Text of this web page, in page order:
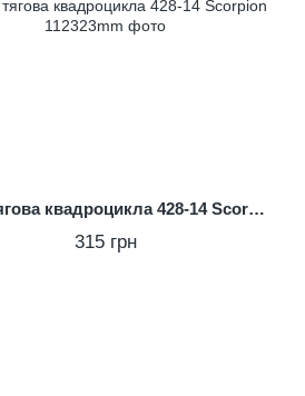
Зірка тягова квадроцикла 428-14 Scorpion
315 грн